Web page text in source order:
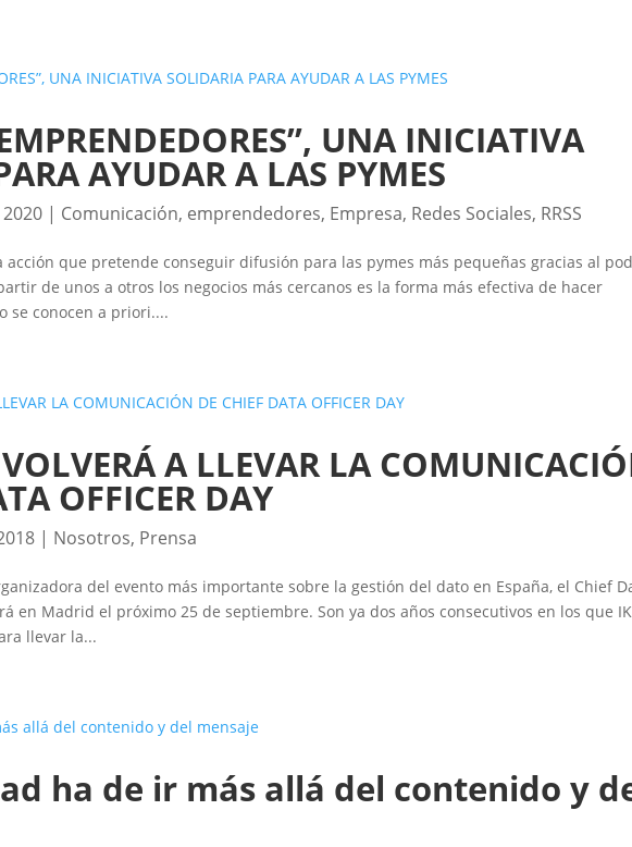
UNA INICIATIVA
AYUDAR A LAS PYMES
| Comunicación, emprendedores, Empresa, Redes Sociales, RRSS
acción que pretende conseguir difusión para las pymes más pequeñas gracias al
de unos a otros los negocios más cercanos es la forma más efectiva de hacer
se conocen a priori....
VOLVERÁ A LLEVAR LA
OFFICER DAY
| Nosotros, Prensa
del evento más importante sobre la gestión del dato en España, el Chief
en Madrid el próximo 25 de septiembre. Son ya dos años consecutivos en los que
llevar la...
ha de ir más allá del contenido y